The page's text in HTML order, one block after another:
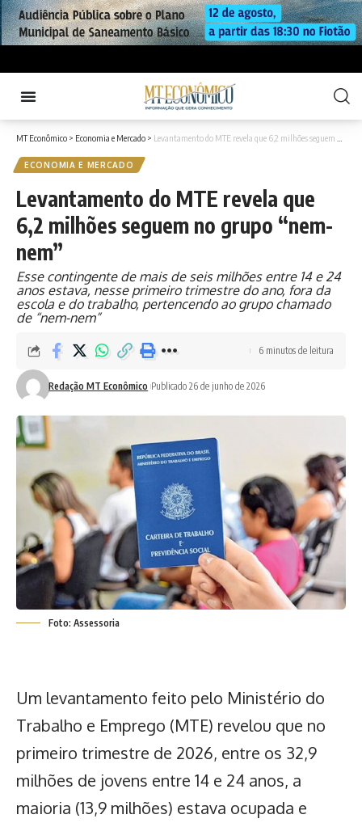
MT Econômico > Economia e Mercado > Levantamento do MTE revela que 6,2 milhões seguem no grupo “nem-nem”
ECONOMIA E MERCADO
Levantamento do MTE revela que
6,2 milhões seguem no grupo “nem-
nem”
Esse contingente de mais de seis milhões entre 14 e 24
anos estava, nesse primeiro trimestre do ano, fora da
escola e do trabalho, pertencendo ao grupo chamado
de “nem-nem”
Redação MT Econômico Publicado 26 de junho de 2026
6 minutos de leitura
Foto: Assessoria
Um levantamento feito pelo Ministério do
Trabalho e Emprego (MTE) revelou que no
primeiro trimestre de 2026, entre os 32,9
milhões de jovens entre 14 e 24 anos, a
maioria (13,9 milhões) estava ocupada e